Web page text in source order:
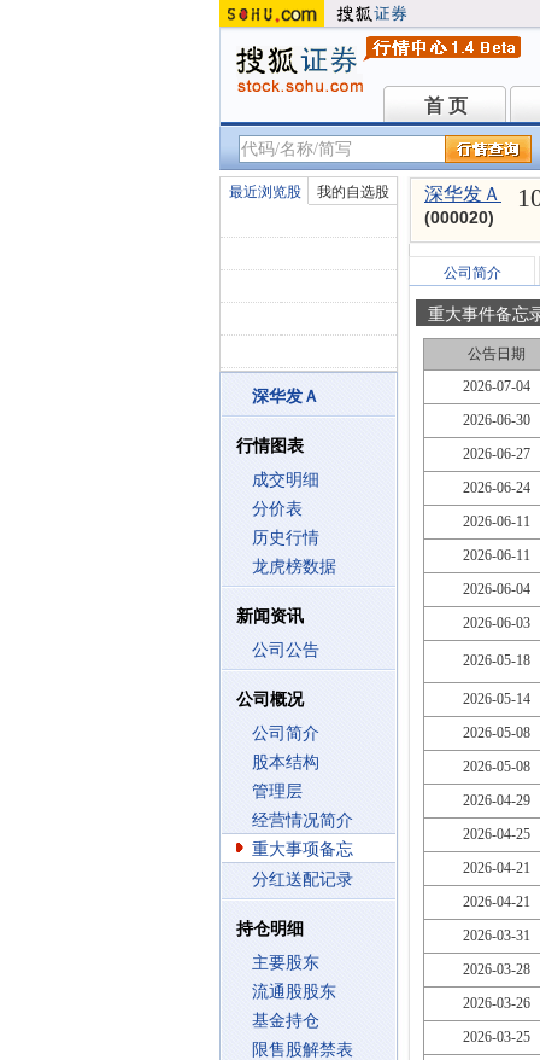
首 页
首 页
最近浏览股 我的自选股
深华发Ａ
行情图表
成交明细
分价表
历史行情
龙虎榜数据
新闻资讯
公司公告
公司概况
公司简介
股本结构
管理层
经营情况简介
重大事项备忘
分红送配记录
持仓明细
主要股东
流通股股东
基金持仓
限售股解禁表
深华发Ａ
(000020)
公司简介
重大事件备忘
公告日期
2026-07-04
2026-06-30
2026-06-27
2026-06-24
2026-06-11
2026-06-11
2026-06-04
2026-06-03
2026-05-18
2026-05-14
2026-05-08
2026-05-08
2026-04-29
2026-04-25
2026-04-21
2026-04-21
2026-03-31
2026-03-28
2026-03-26
2026-03-25